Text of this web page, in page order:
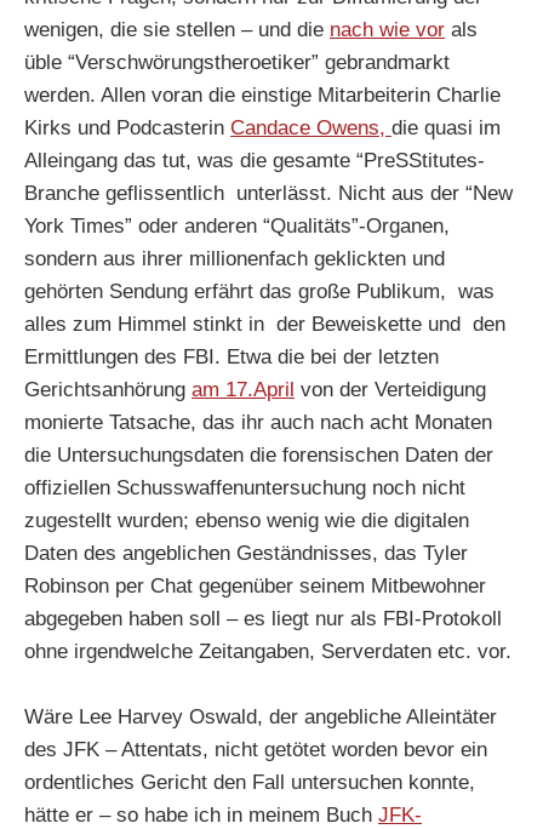
wenigen, die sie stellen – und die nach wie vor als
üble “Verschwörungstheroetiker” gebrandmarkt
werden. Allen voran die einstige Mitarbeiterin Charlie
Kirks und Podcasterin Candace Owens, die quasi im
Alleingang das tut, was die gesamte “PreSStitutes-
Branche geflissentlich unterlässt. Nicht aus der “New
York Times” oder anderen “Qualitäts”-Organen,
sondern aus ihrer millionenfach geklickten und
gehörten Sendung erfährt das große Publikum, was
alles zum Himmel stinkt in der Beweiskette und den
Ermittlungen des FBI. Etwa die bei der letzten
Gerichtsanhörung am 17.April von der Verteidigung
monierte Tatsache, das ihr auch nach acht Monaten
die Untersuchungsdaten die forensischen Daten der
offiziellen Schusswaffenuntersuchung noch nicht
zugestellt wurden; ebenso wenig wie die digitalen
Daten des angeblichen Geständnisses, das Tyler
Robinson per Chat gegenüber seinem Mitbewohner
abgegeben haben soll – es liegt nur als FBI-Protokoll
ohne irgendwelche Zeitangaben, Serverdaten etc. vor.
Wäre Lee Harvey Oswald, der angebliche Alleintäter
des JFK – Attentats, nicht getötet worden bevor ein
ordentliches Gericht den Fall untersuchen konnte,
hätte er – so habe ich in meinem Buch JFK-